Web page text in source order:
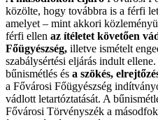
közölte, hogy továbbra is a férfi
amelyet – mint akkori
férfi ellen az ítéletet követően
Főügyészség, illetve ismételt
szabálysértési eljárás indult
bűnismétlés és a szökés,
a Fővárosi Főügyészség
vádlott letartóztatását. A
Fővárosi Törvényszék a